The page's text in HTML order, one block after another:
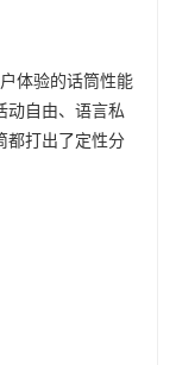
体验的话筒性能
动自由、语言私
都打出了定性分